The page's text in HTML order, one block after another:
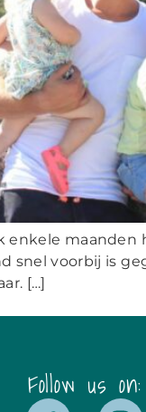
enkele
snel voorbij is
[…]
Follow us on: